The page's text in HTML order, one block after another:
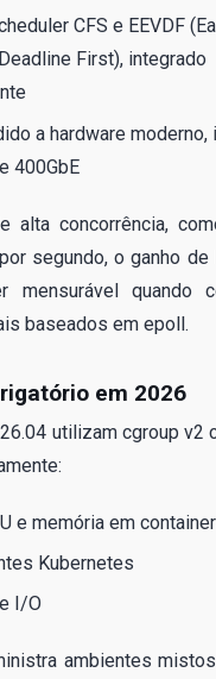
CFS e EEVDF
First), integrado
a hardware moderno,
400GbE
alta concorrência,
segundo, o ganho de
mensurável quando
baseados em epoll.
em 2026
utilizam cgroup v2
e memória em
Kubernetes
I/O
ambientes